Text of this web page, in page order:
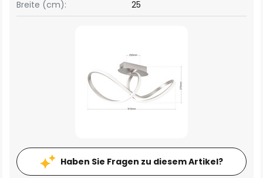
Breite (cm): 25
Haben Sie Fragen zu diesem Artikel?